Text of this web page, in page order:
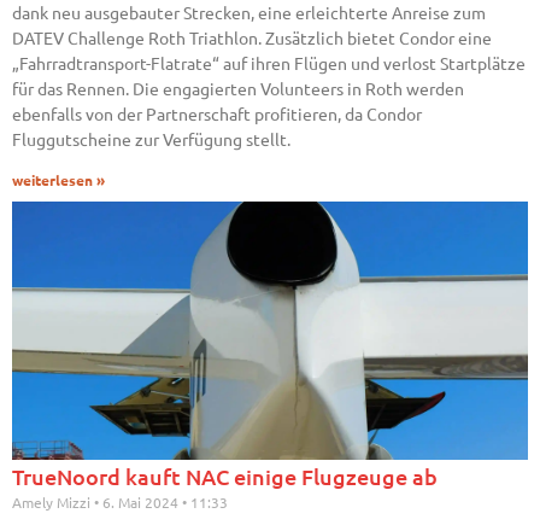
dank neu ausgebauter Strecken, eine erleichterte Anreise zum
DATEV Challenge Roth Triathlon. Zusätzlich bietet Condor eine
„Fahrradtransport-Flatrate“ auf ihren Flügen und verlost Startplätze
für das Rennen. Die engagierten Volunteers in Roth werden
ebenfalls von der Partnerschaft profitieren, da Condor
Fluggutscheine zur Verfügung stellt.
weiterlesen »
TrueNoord kauft NAC einige Flugzeuge ab
Amely Mizzi 6. Mai 2024 11:33